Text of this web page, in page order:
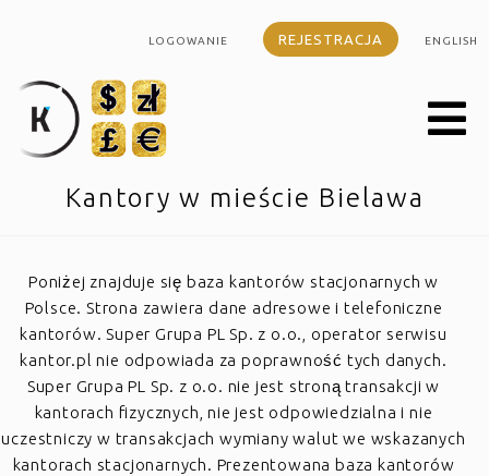
LOGOWANIE REJESTRACJA ENGLISH
Kantory w mieście Bielawa
Poniżej znajduje się baza kantorów stacjonarnych w
Polsce. Strona zawiera dane adresowe i telefoniczne
kantorów. Super Grupa PL Sp. z o.o., operator serwisu
kantor.pl nie odpowiada za poprawność tych danych.
Super Grupa PL Sp. z o.o. nie jest stroną transakcji w
kantorach fizycznych, nie jest odpowiedzialna i nie
uczestniczy w transakcjach wymiany walut we wskazanych
kantorach stacjonarnych. Prezentowana baza kantorów